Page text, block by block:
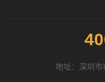
地址：深圳市